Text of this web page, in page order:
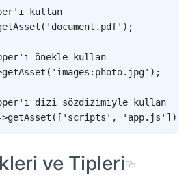
kullan
( 'document.pdf' ) ;
önekle kullan
getAsset ( 'images:photo.jpg' ) ;
dizi sözdizimiyle kullan
getAsset ( [ 'scripts' , 'app.js' ] )
ve Tipleri